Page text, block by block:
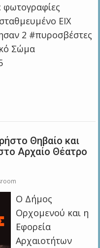
φωτογραφίες
ΕΙΧ
2 #πυροσβέστες
Σώμα
Θηβαίο και
Αρχαίο Θέατρο
Ο Δήμος
Ορχομενού και η
Εφορεία
Αρχαιοτήτων